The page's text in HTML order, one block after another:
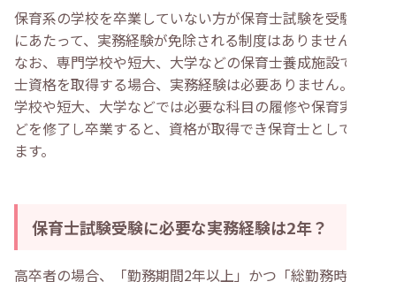
保育系の学校を卒業していない方が保育士試験を受験する
にあたって、実務経験が免除される制度はありません。
なお、専門学校や短大、大学などの保育士養成施設で保育
士資格を取得する場合、実務経験は必要ありません。専門
学校や短大、大学などでは必要な科目の履修や保育実習な
どを修了し卒業すると、資格が取得でき保育士として働け
ます。
保育士試験受験に必要な実務経験は2年？
高卒者の場合、「勤務期間2年以上」かつ「総勤務時間数